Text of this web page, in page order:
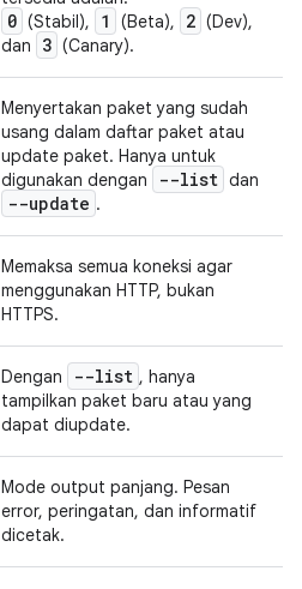
0 (Stabil), 1 (Beta), 2 (Dev),
dan
3 (Canary).
Menyertakan paket yang sudah
usang dalam daftar paket atau
update paket. Hanya untuk
digunakan dengan
--list dan
--update .
Memaksa semua koneksi agar
menggunakan HTTP, bukan
HTTPS.
Dengan --list , hanya
tampilkan paket baru atau yang
dapat diupdate.
Mode output panjang. Pesan
error, peringatan, dan informatif
dicetak.